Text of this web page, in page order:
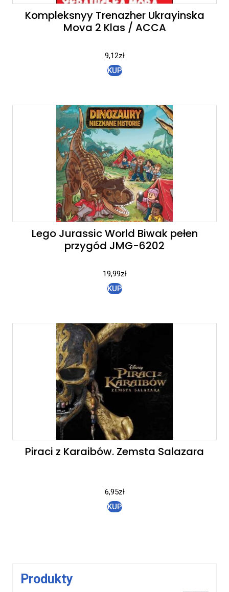
Kompleksnyy Trenazher Ukrayinska
Mova 2 Klas / ACCA
9,12zł
KUP
Lego Jurassic World Biwak pełen
przygód JMG-6202
19,99zł
KUP
Piraci z Karaibów. Zemsta Salazara
6,95zł
KUP
Produkty